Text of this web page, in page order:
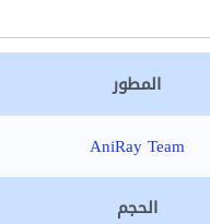
المطور
AniRay Team
الحجم